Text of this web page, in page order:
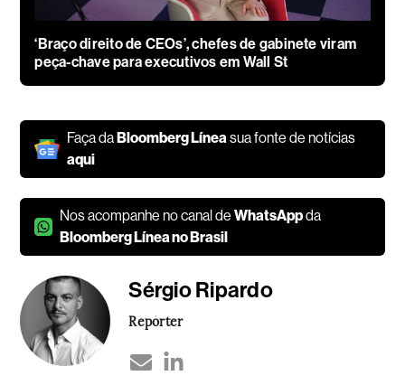
‘Braço direito de CEOs’, chefes de gabinete viram
peça-chave para executivos em Wall St
Faça daBloomberg Líneasua fonte de notícias
aqui
Nos acompanhe no canal deWhatsAppda
Bloomberg Línea no Brasil
Sérgio Ripardo
Repórter